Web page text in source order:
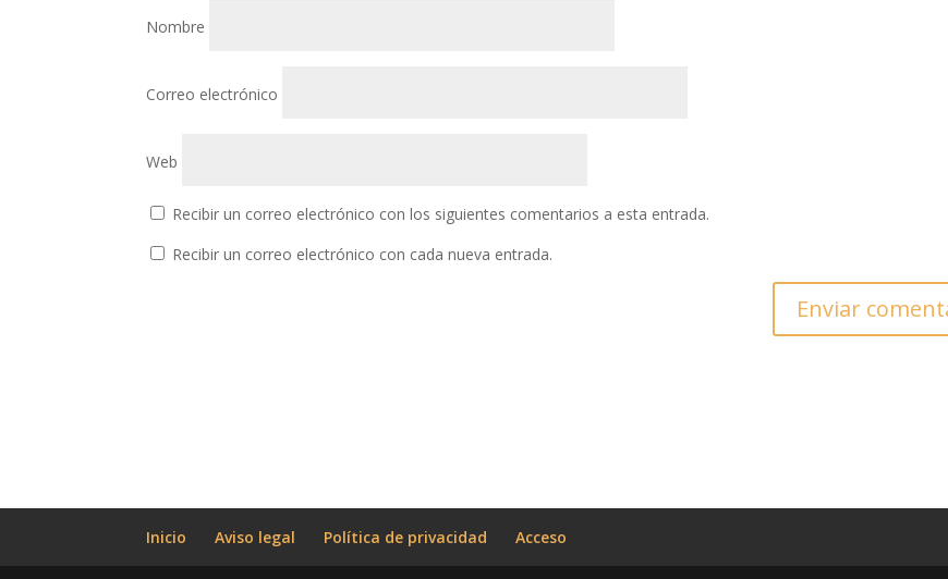
Nombre
Correo electrónico
Web
Recibir un correo electrónico con los siguientes comentarios a esta entrada.
Recibir un correo electrónico con cada nueva entrada.
Inicio Aviso legal Política de privacidad Acceso